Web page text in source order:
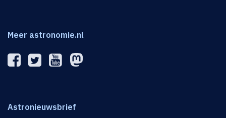
Meer astronomie.nl
Astronieuwsbrief